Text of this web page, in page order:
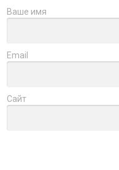
Ваше имя
Email
Сайт